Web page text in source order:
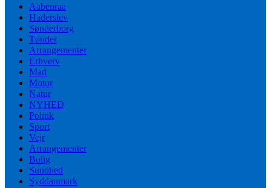
Aabenraa
Haderslev
Sønderborg
Tønder
Arrangementer
Erhverv
Mad
Motor
Natur
NYHED
Politik
Sport
Vejr
Arrangementer
Bolig
Sundhed
Syddanmark